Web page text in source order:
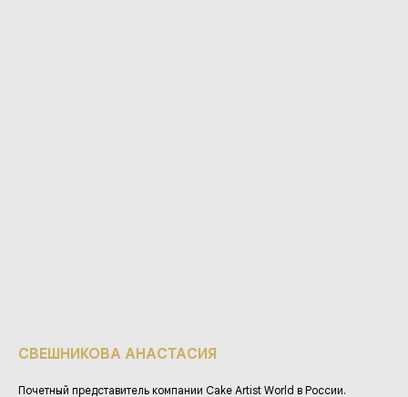
СВЕШНИКОВА АНАСТАСИЯ
Почетный представитель компании Cake Artist World в России.